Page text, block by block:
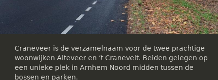
Craneveer is de verzamelnaam voor de twee prachtige
woonwijken Alteveer en ’t Cranevelt. Beiden gelegen op
een unieke plek in Arnhem Noord midden tussen de
bossen en parken.